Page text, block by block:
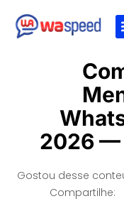
2026 —
Gostou desse
Compartilhe: